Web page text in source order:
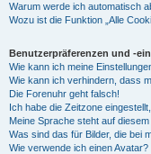
Warum werde ich automatisch
Wozu ist die Funktion „Alle
Benutzerpräferenzen und -
Wie kann ich meine
Wie kann ich verhindern, dass
Die Forenuhr geht falsch!
Ich habe die Zeitzone
Meine Sprache steht auf
Was sind das für Bilder, die bei
Wie verwende ich einen Avatar?